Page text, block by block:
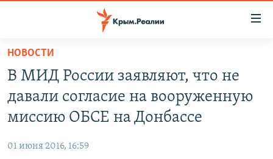
Вернуться
основному
содержанию
главной
СПЕЦПРОЕКТЫ
11 ЛЕТ ОККУПАЦИИ КРЫМА. 11 ИСТОРИЙ СОПРОТИВЛЕНИЯ
ЕЩЕ
НОВОСТИ
В МИД России заявляют, что не
давали согласие на вооруженную
миссию ОБСЕ на Донбассе
01 июня 2016, 16:59